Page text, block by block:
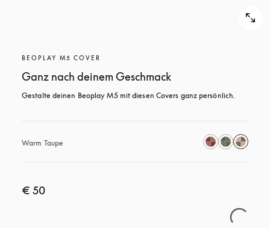
BEOPLAY M5 COVER
Ganz nach deinem Geschmack
Gestalte deinen Beoplay M5 mit diesen Covers ganz persönlich.
Warm Taupe
€ 50